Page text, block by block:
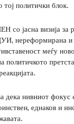
тој политички блок.
со јасна визија за
нереформирана и
меѓу
политичкото
дека нивниот фокус
еднаков и